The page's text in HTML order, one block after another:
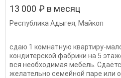
13 000 ₽ в месяц
Республика Адыгея, Майкоп
сдаю 1 комнатную квартиру-
кондитерской фабрики на 5
вся необходимая мебель.
желательно семейной паре или